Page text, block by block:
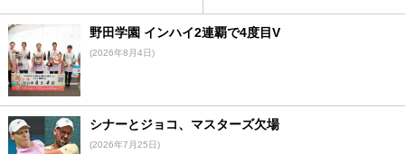
野田学園 インハイ2連覇で4度目V
(2026年8月4日)
シナーとジョコ、マスターズ欠場
(2026年7月25日)